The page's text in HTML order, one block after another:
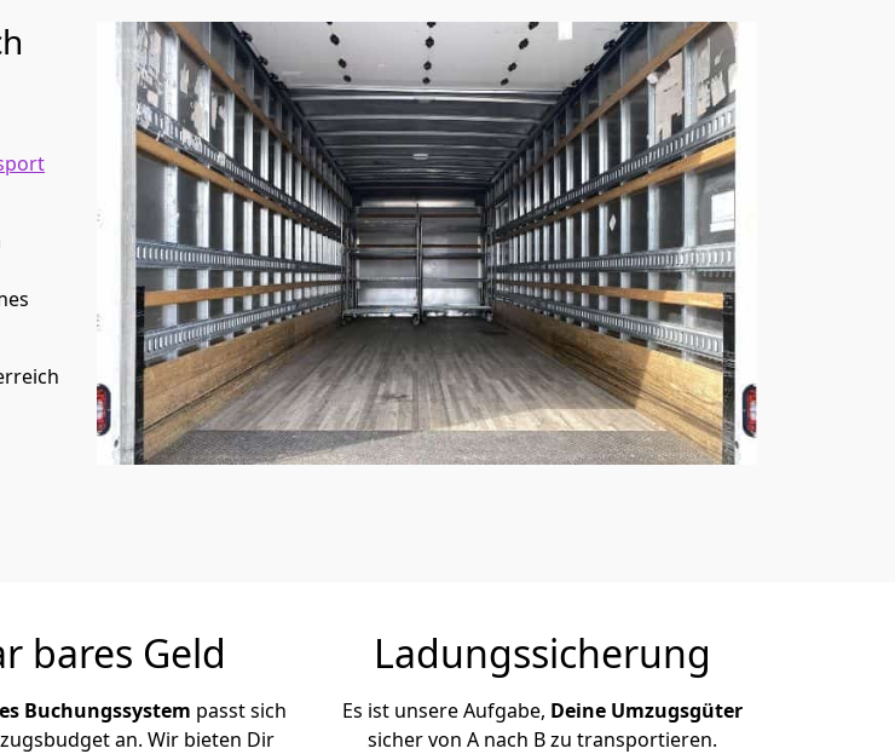
bares Geld
Buchungssystem passt sich
an. Wir bieten Dir
Ladungssicherung
Es ist unsere Aufgabe, Deine Umzugsgüter
sicher von A nach B zu transportieren.